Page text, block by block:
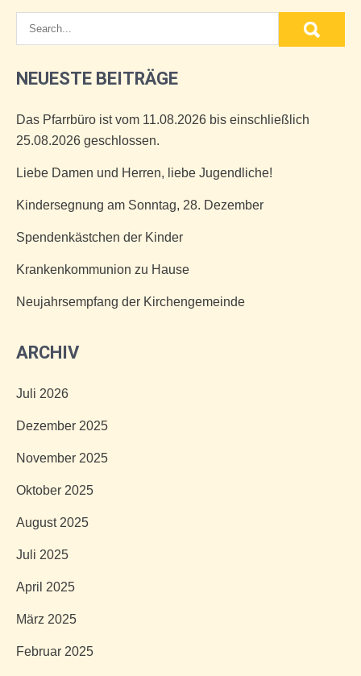
NEUESTE BEITRÄGE
Das Pfarrbüro ist vom 11.08.2026 bis einschließlich
25.08.2026 geschlossen.
Liebe Damen und Herren, liebe Jugendliche!
Kindersegnung am Sonntag, 28. Dezember
Spendenkästchen der Kinder
Krankenkommunion zu Hause
Neujahrsempfang der Kirchengemeinde
ARCHIV
Juli 2026
Dezember 2025
November 2025
Oktober 2025
August 2025
Juli 2025
April 2025
März 2025
Februar 2025